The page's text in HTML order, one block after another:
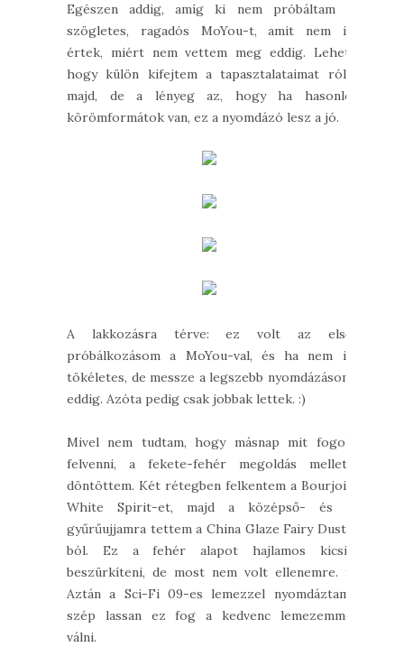
Egészen addig, amíg ki nem próbáltam a
szögletes, ragadós MoYou-t, amit nem is
értek, miért nem vettem meg eddig. Lehet,
hogy külön kifejtem a tapasztalataimat róla
majd, de a lényeg az, hogy ha hasonló
körömformátok van, ez a nyomdázó lesz a jó.
A lakkozásra térve: ez volt az első
próbálkozásom a MoYou-val, és ha nem is
tökéletes, de messze a legszebb nyomdázásom
eddig. Azóta pedig csak jobbak lettek. :)
Mivel nem tudtam, hogy másnap mit fogok
felvenni, a fekete-fehér megoldás mellett
döntöttem. Két rétegben felkentem a Bourjois
White Spirit-et, majd a középső- és a
gyűrűujjamra tettem a China Glaze Fairy Dust-
ból. Ez a fehér alapot hajlamos kicsit
beszürkíteni, de most nem volt ellenemre. :)
Aztán a Sci-Fi 09-es lemezzel nyomdáztam,
szép lassan ez fog a kedvenc lemezemmé
válni.